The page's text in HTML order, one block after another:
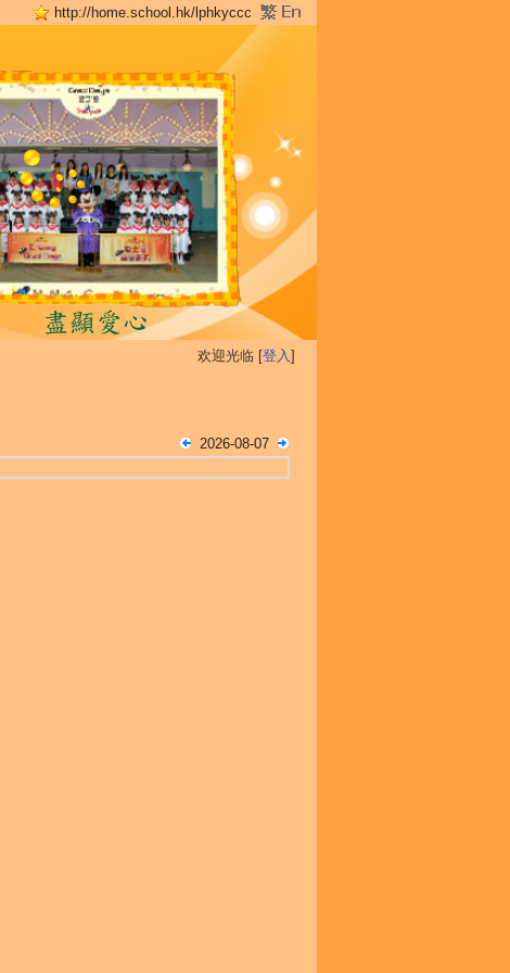
http://home.school.hk/lphkyccc
欢迎光临 [登入]
2026-08-07